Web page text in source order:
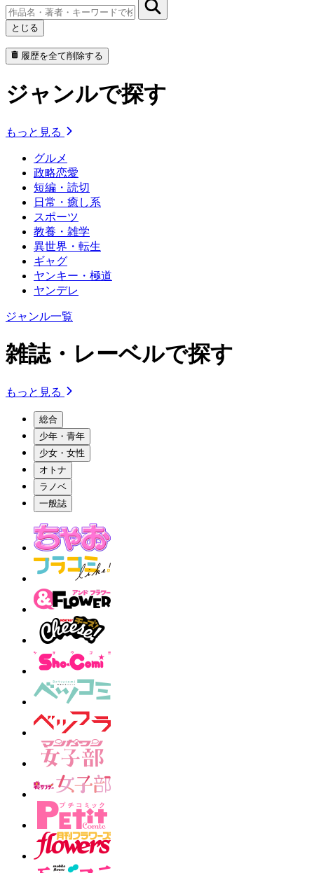
とじる
履歴を全て削除する
ジャンルで探す
もっと見る
グルメ
政略恋愛
短編・読切
日常・癒し系
スポーツ
教養・雑学
異世界・転生
ギャグ
ヤンキー・極道
ヤンデレ
ジャンル一覧
雑誌・レーベルで探す
もっと見る
総合
少年・青年
少女・女性
オトナ
ラノベ
一般誌